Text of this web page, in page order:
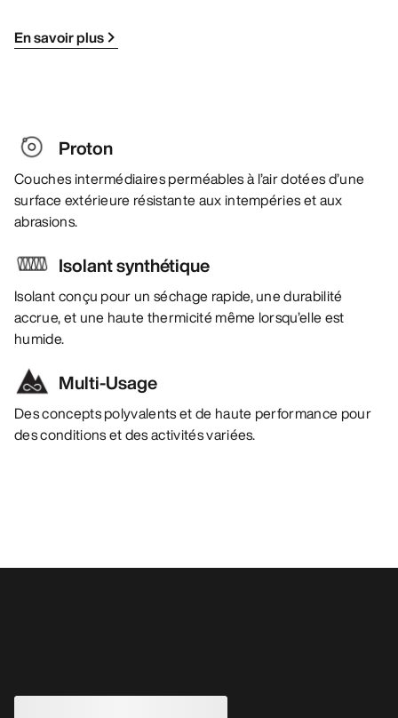
En savoir plus
Proton
Couches intermédiaires perméables à l’air dotées d’une
surface extérieure résistante aux intempéries et aux
abrasions.
Isolant synthétique
Isolant conçu pour un séchage rapide, une durabilité
accrue, et une haute thermicité même lorsqu’elle est
humide.
Multi-Usage
Des concepts polyvalents et de haute performance pour
des conditions et des activités variées.